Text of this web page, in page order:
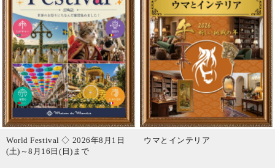
World Festival ◇ 2026年8月1日
(土)～8月16日(日)まで
ウマとインテリア